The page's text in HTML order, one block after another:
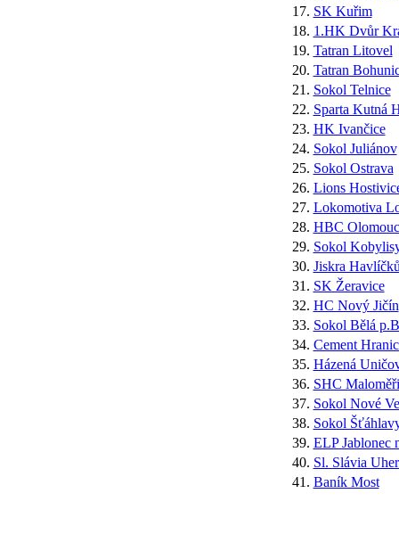
17. SK Kuřim
18. 1.HK Dvůr
19. Tatran Litovel
20. Tatran
21. Sokol Telnice
22. Sparta Kutná
23. HK Ivančice
24. Sokol Juliánov
25. Sokol Ostrava
26. Lions
27. Lokomotiva
28. HBC
29. Sokol
30. Jiskra
31. SK Žeravice
32. HC Nový Jičín
33. Sokol Bělá
34. Cement
35. Házená
36. SHC
37. Sokol Nové
38. Sokol
39. ELP Jablonec
40. Sl. Slávia
41. Baník Most